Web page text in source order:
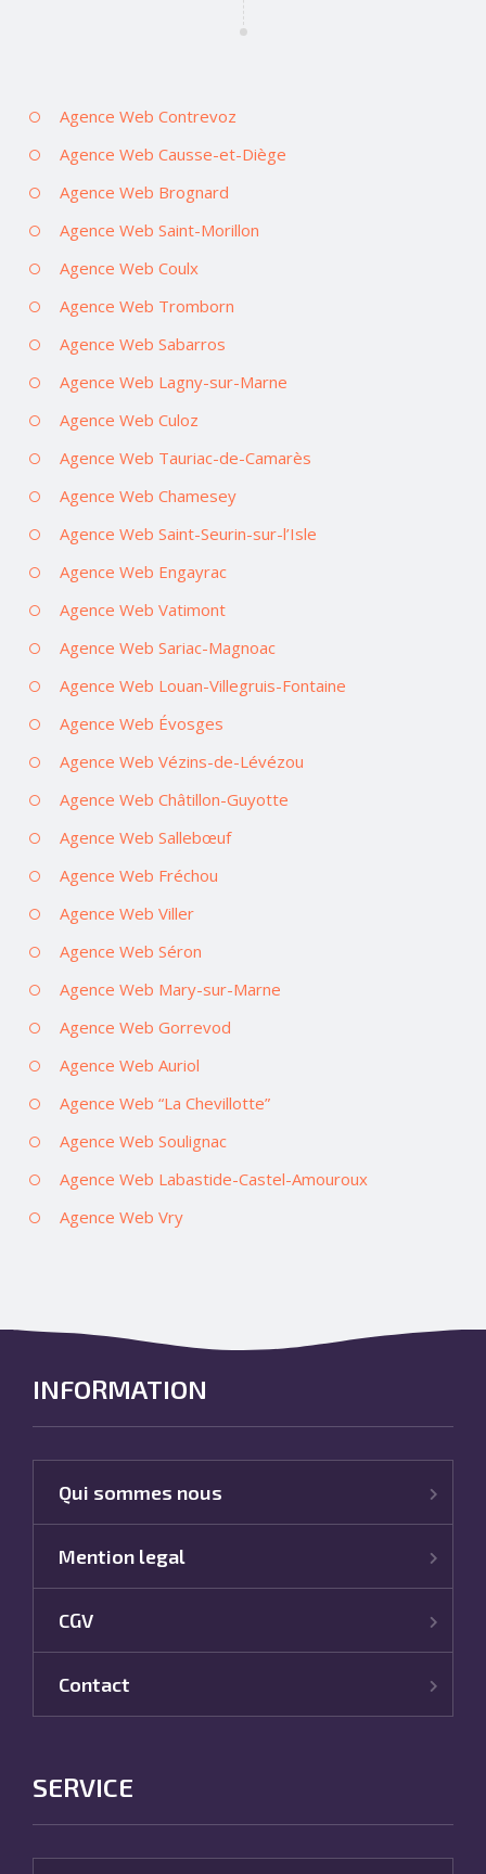
Agence Web Contrevoz
Agence Web Causse-et-Diège
Agence Web Brognard
Agence Web Saint-Morillon
Agence Web Coulx
Agence Web Tromborn
Agence Web Sabarros
Agence Web Lagny-sur-Marne
Agence Web Culoz
Agence Web Tauriac-de-Camarès
Agence Web Chamesey
Agence Web Saint-Seurin-sur-l’Isle
Agence Web Engayrac
Agence Web Vatimont
Agence Web Sariac-Magnoac
Agence Web Louan-Villegruis-Fontaine
Agence Web Évosges
Agence Web Vézins-de-Lévézou
Agence Web Châtillon-Guyotte
Agence Web Sallebœuf
Agence Web Fréchou
Agence Web Viller
Agence Web Séron
Agence Web Mary-sur-Marne
Agence Web Gorrevod
Agence Web Auriol
Agence Web “La Chevillotte”
Agence Web Soulignac
Agence Web Labastide-Castel-Amouroux
Agence Web Vry
INFORMATION
Qui sommes nous
Mention legal
CGV
Contact
SERVICE